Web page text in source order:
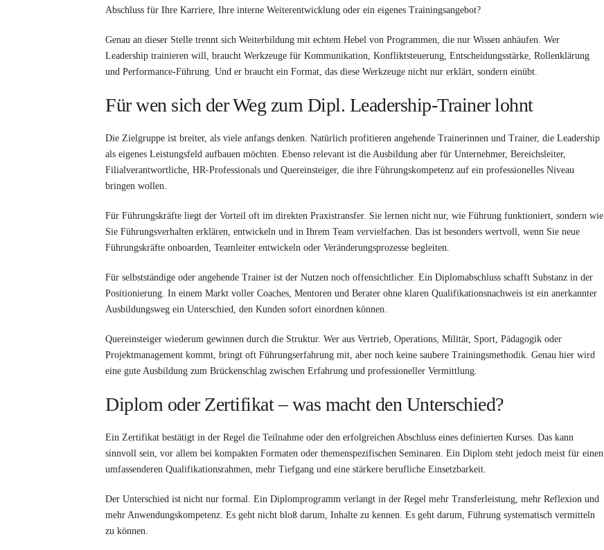
Abschluss für Ihre Karriere, Ihre interne Weiterentwicklung oder ein eigenes Trainingsangebot?
Genau an dieser Stelle trennt sich Weiterbildung mit echtem Hebel von Programmen, die nur Wissen anhäufen. Wer
Leadership trainieren will, braucht Werkzeuge für Kommunikation, Konfliktsteuerung, Entscheidungsstärke, Rollenklärung
und Performance-Führung. Und er braucht ein Format, das diese Werkzeuge nicht nur erklärt, sondern einübt.
Für wen sich der Weg zum Dipl. Leadership-Trainer lohnt
Die Zielgruppe ist breiter, als viele anfangs denken. Natürlich profitieren angehende Trainerinnen und Trainer, die Leadership
als eigenes Leistungsfeld aufbauen möchten. Ebenso relevant ist die Ausbildung aber für Unternehmer, Bereichsleiter,
Filialverantwortliche, HR-Professionals und Quereinsteiger, die ihre Führungskompetenz auf ein professionelles Niveau
bringen wollen.
Für Führungskräfte liegt der Vorteil oft im direkten Praxistransfer. Sie lernen nicht nur, wie Führung funktioniert, sondern wie
Sie Führungsverhalten erklären, entwickeln und in Ihrem Team vervielfachen. Das ist besonders wertvoll, wenn Sie neue
Führungskräfte onboarden, Teamleiter entwickeln oder Veränderungsprozesse begleiten.
Für selbstständige oder angehende Trainer ist der Nutzen noch offensichtlicher. Ein Diplomabschluss schafft Substanz in der
Positionierung. In einem Markt voller Coaches, Mentoren und Berater ohne klaren Qualifikationsnachweis ist ein anerkannter
Ausbildungsweg ein Unterschied, den Kunden sofort einordnen können.
Quereinsteiger wiederum gewinnen durch die Struktur. Wer aus Vertrieb, Operations, Militär, Sport, Pädagogik oder
Projektmanagement kommt, bringt oft Führungserfahrung mit, aber noch keine saubere Trainingsmethodik. Genau hier wird
eine gute Ausbildung zum Brückenschlag zwischen Erfahrung und professioneller Vermittlung.
Diplom oder Zertifikat – was macht den Unterschied?
Ein Zertifikat bestätigt in der Regel die Teilnahme oder den erfolgreichen Abschluss eines definierten Kurses. Das kann
sinnvoll sein, vor allem bei kompakten Formaten oder themenspezifischen Seminaren. Ein Diplom steht jedoch meist für einen
umfassenderen Qualifikationsrahmen, mehr Tiefgang und eine stärkere berufliche Einsetzbarkeit.
Der Unterschied ist nicht nur formal. Ein Diplomprogramm verlangt in der Regel mehr Transferleistung, mehr Reflexion und
mehr Anwendungskompetenz. Es geht nicht bloß darum, Inhalte zu kennen. Es geht darum, Führung systematisch vermitteln
zu können.